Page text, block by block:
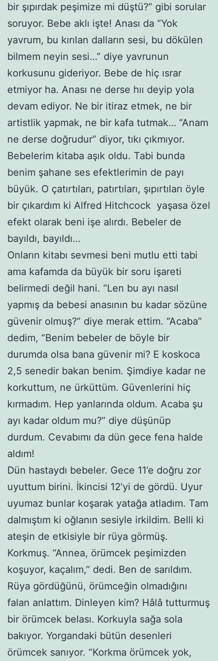
bir şıpırdak peşimize mi düştü?” gibi sorular
soruyor. Bebe aklı işte! Anası da “Yok
yavrum, bu kırılan dalların sesi, bu dökülen
bilmem neyin sesi…” diye yavrunun
korkusunu gideriyor. Bebe de hiç ısrar
etmiyor ha. Anası ne derse hıı deyip yola
devam ediyor. Ne bir itiraz etmek, ne bir
artistlik yapmak, ne bir kafa tutmak… “Anam
ne derse doğrudur” diyor, tıkı çıkmıyor.
Bebelerim kitaba aşık oldu. Tabi bunda
benim şahane ses efektlerimin de payı
büyük. O çatırtıları, patırtıları, şıpırtıları öyle
bir çıkardım ki Alfred Hitchcock yaşasa özel
efekt olarak beni işe alırdı. Bebeler de
bayıldı, bayıldı…
Onların kitabı sevmesi beni mutlu etti tabi
ama kafamda da büyük bir soru işareti
belirmedi değil hani. “Len bu ayı nasıl
yapmış da bebesi anasının bu kadar sözüne
güvenir olmuş?” diye merak ettim. “Acaba”
dedim, “Benim bebeler de böyle bir
durumda olsa bana güvenir mi? E koskoca
2,5 senedir bakan benim. Şimdiye kadar ne
korkuttum, ne ürküttüm. Güvenlerini hiç
kırmadım. Hep yanlarında oldum. Acaba şu
ayı kadar oldum mu?” diye düşünüp
durdum. Cevabımı da dün gece fena halde
aldım!
Dün hastaydı bebeler. Gece 11’e doğru zor
uyuttum birini. İkincisi 12’yi de gördü. Uyur
uyumaz bunlar koşarak yatağa atladım. Tam
dalmıştım ki oğlanın sesiyle irkildim. Belli ki
ateşin de etkisiyle bir rüya görmüş.
Korkmuş. “Annea, örümcek peşimizden
koşuyor, kaçalım,” dedi. Ben de sarıldım.
Rüya gördüğünü, örümceğin olmadığını
falan anlattım. Dinleyen kim? Hâlâ tutturmuş
bir örümcek belası. Korkuyla sağa sola
bakıyor. Yorgandaki bütün desenleri
örümcek sanıyor. “Korkma örümcek yok,